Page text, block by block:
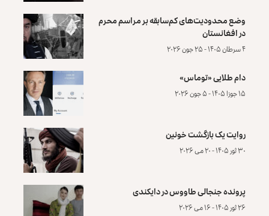
وضع محدودیت‌های کم‌سابقه بر مراسم محرم
در افغانستان
۴ سرطان ۱۴۰۵ - ۲۵ جون ۲۰۲۶
دام طلایی «توماس»
۱۵ جوزا ۱۴۰۵ - ۵ جون ۲۰۲۶
روایت یک بازگشت خونین
۳۰ ثور ۱۴۰۵ - ۲۰ می ۲۰۲۶
پرونده‌ جنجالی طاووس در دایکندی
۲۶ ثور ۱۴۰۵ - ۱۶ می ۲۰۲۶